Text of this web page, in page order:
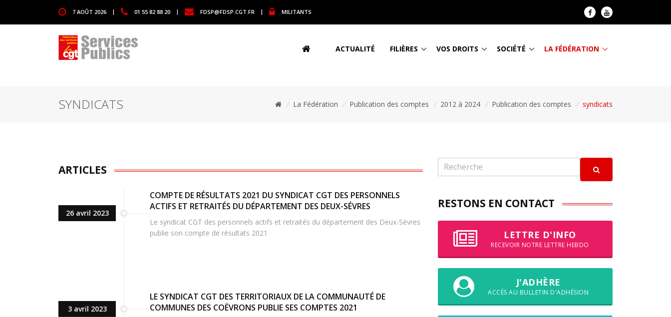
7 AOÛT 2026 | 01 55 82 88 20 | FDSP@FDSP.CGT.FR | MILITANTS
ACTUALITÉ FILIÈRES VOS DROITS SOCIÉTÉ LA FÉDÉRATION
SYNDICATS / La Fédération / Publication des comptes / 2012 à 2024 / Publication des comptes / syndicats
ARTICLES
26 avril 2023
COMPTE DE RÉSULTATS 2021 DU SYNDICAT CGT DES PERSONNELS
ACTIFS ET RETRAITÉS DU DÉPARTEMENT DES DEUX-SÉVRES
Le syndicat CGT des personnels actifs et retraités du département des Deux-Sévres
publie son compte de résultats 2021
3 avril 2023
LE SYNDICAT CGT DES TERRITORIAUX DE LA COMMUNAUTÉ DE
COMMUNES DES COËVRONS PUBLIE SES COMPTES 2021
RESTONS EN CONTACT
LETTRE D'INFO
RECEVOIR NOTRE LETTRE HEBDO
J'ADHÈRE
ACCÈS AU BULLETIN D'ADHÉSION